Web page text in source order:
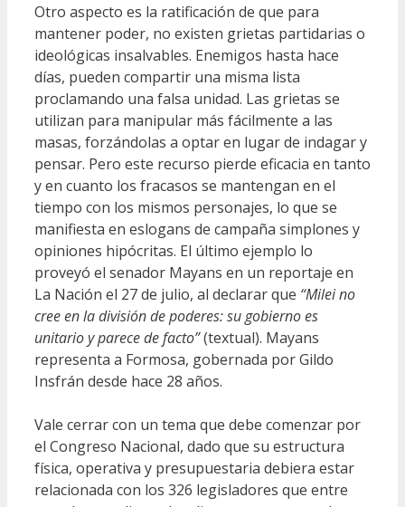
Otro aspecto es la ratificación de que para
mantener poder, no existen grietas partidarias o
ideológicas insalvables. Enemigos hasta hace
días, pueden compartir una misma lista
proclamando una falsa unidad. Las grietas se
utilizan para manipular más fácilmente a las
masas, forzándolas a optar en lugar de indagar y
pensar. Pero este recurso pierde eficacia en tanto
y en cuanto los fracasos se mantengan en el
tiempo con los mismos personajes, lo que se
manifiesta en eslogans de campaña simplones y
opiniones hipócritas. El último ejemplo lo
proveyó el senador Mayans en un reportaje en
La Nación el 27 de julio, al declarar que “Milei no
cree en la división de poderes: su gobierno es
unitario y parece de facto”(textual). Mayans
representa a Formosa, gobernada por Gildo
Insfrán desde hace 28 años.
Vale cerrar con un tema que debe comenzar por
el Congreso Nacional, dado que su estructura
física, operativa y presupuestaria debiera estar
relacionada con los 326 legisladores que entre